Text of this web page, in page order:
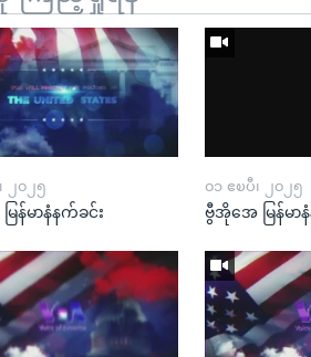
၂၀၂၅
န်မာနံနက်ခင်း
၀၁ ဧၿပီ၊ ၂၀၂၅
ဗွီအိုအေ မြန်မာ